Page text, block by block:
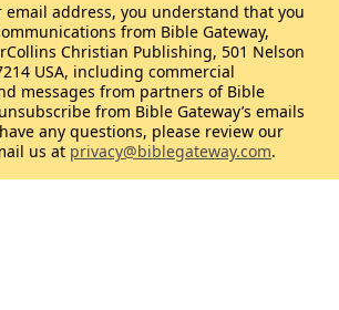
address, you understand that you
from Bible Gateway,
Christian Publishing, 501 Nelson
USA, including commercial
messages from partners of Bible
from Bible Gateway’s emails
any questions, please review our
us at privacy@biblegateway.com.